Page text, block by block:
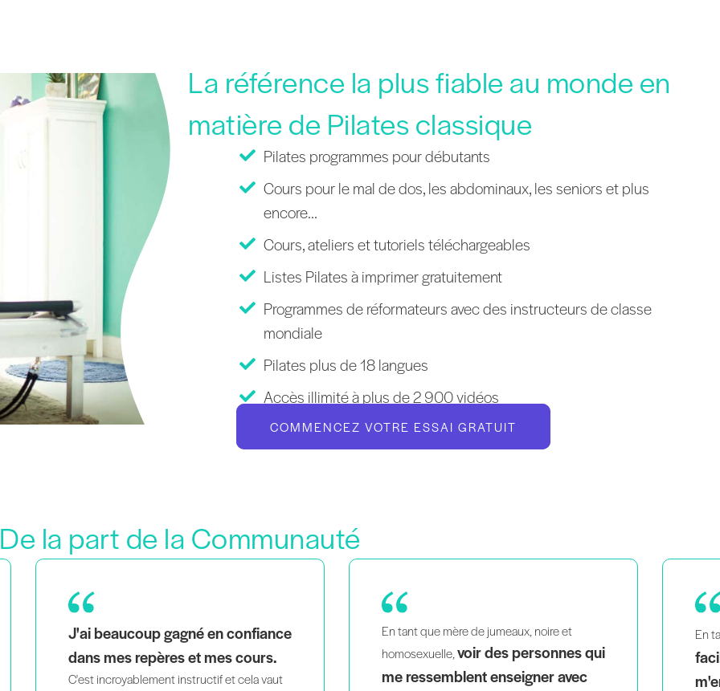
La référence la plus fiable au monde en
matière de Pilates classique
Pilates programmes pour débutants
Cours pour le mal de dos, les abdominaux, les seniors et plus
encore...
Cours, ateliers et tutoriels téléchargeables
Listes Pilates à imprimer gratuitement
Programmes de réformateurs avec des instructeurs de classe
mondiale
Pilates plus de 18 langues
Accès illimité à plus de 2 900 vidéos
COMMENCEZ VOTRE ESSAI GRATUIT
De la part de la Communauté
En tant que mère de jumeaux, noire et
homosexuelle,voir des personnes qui
me ressemblent enseigner avec
En tant que mère occupée,j'aime la
facilité avec laquelle je peux
m'entraîner à la maison. Les
fais